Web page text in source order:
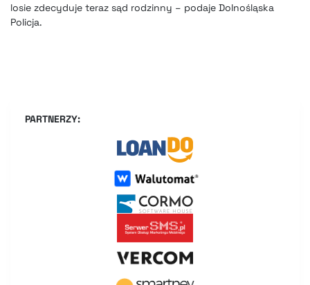
losie zdecyduje teraz sąd rodzinny – podaje Dolnośląska
Policja.
PARTNERZY: